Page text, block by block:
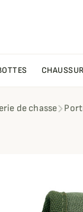
de chasse